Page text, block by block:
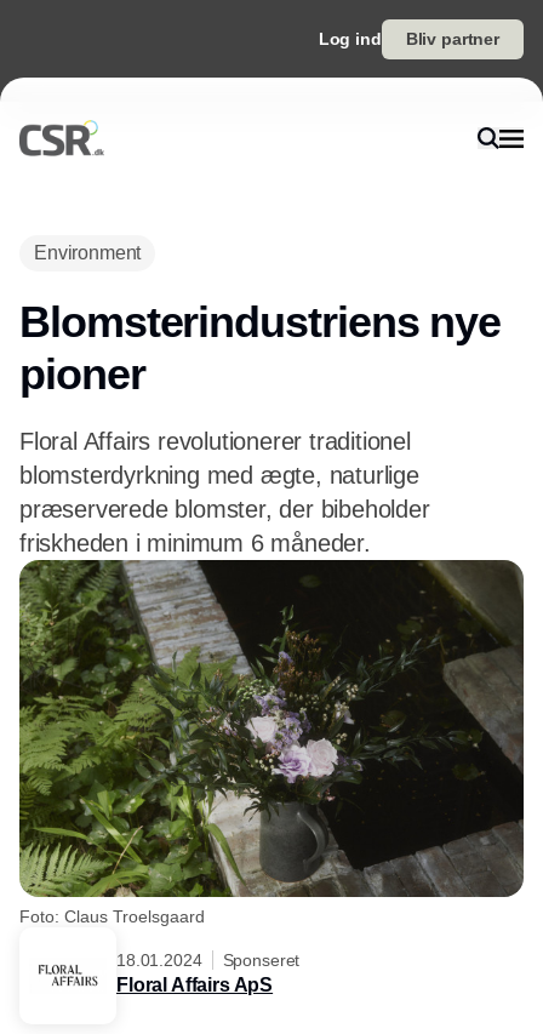
Log ind Bliv partner
Environment
Blomsterindustriens nye
pioner
Floral Affairs revolutionerer traditionel
blomsterdyrkning med ægte, naturlige
præserverede blomster, der bibeholder
friskheden i minimum 6 måneder.
Foto: Claus Troelsgaard
18.01.2024 Sponseret
Floral Affairs ApS